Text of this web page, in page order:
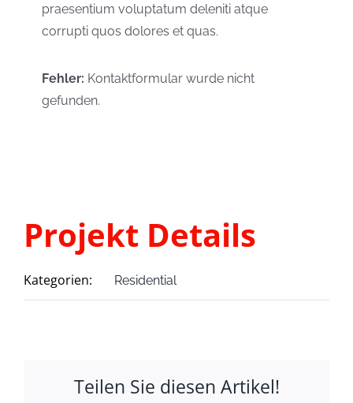
praesentium voluptatum deleniti atque
corrupti quos dolores et quas.
Fehler: Kontaktformular wurde nicht
gefunden.
Projekt Details
Kategorien: Residential
Teilen Sie diesen Artikel!